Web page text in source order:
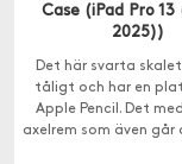
Case (iPad Pro
2025))
Det här svarta
tåligt och har en
Apple Pencil. Det
axelrem som även